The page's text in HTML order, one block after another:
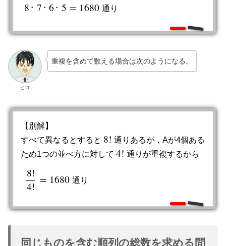
8 ∙ 7 ∙ 6 ∙ 5 = 1680 通 り
8 ∙7 ∙6 ∙5= 1680 通り
ヒロ
重複を含めて数える場合は次のようになる。
【別解】
すべて異なるとすると 8!
8! 通りあるが，Aが4個ある
ため1つの並べ方に対して4!
4! 通りが重複するから
8!
4! = 1680 通 り
8!4 !=1680 通り
同じものを含む順列の総数を求める問